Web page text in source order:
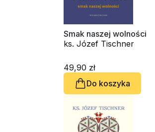
Smak naszej wolności
ks. Józef Tischner
49,90 zł
Do koszyka